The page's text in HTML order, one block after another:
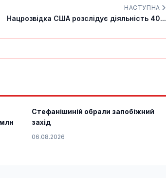
НАСТУПНА
Нацрозвідка США розслідує діяльність 40...
Стефанішиній обрали запобіжний
захід
06.08.2026